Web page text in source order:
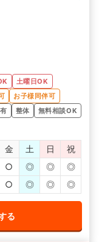
土曜日OK
お子様同伴可
整体
無料相談OK
金 土 日
祝
○ ◎ ◎
◎
○ ◎ ◎ ◎
る